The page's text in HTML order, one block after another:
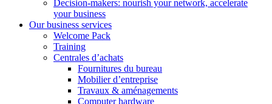
Decision-makers: nourish your network, accelerate
your business
Our business services
Welcome Pack
Training
Centrales d’achats
Fournitures du bureau
Mobilier d’entreprise
Travaux & aménagements
Computer hardware